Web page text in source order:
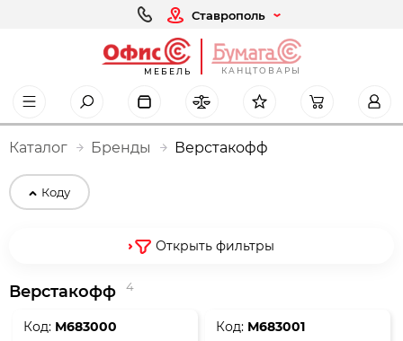
Ставрополь
МЕБЕЛЬ КАНЦТОВАРЫ
Каталог Бренды Верстакофф
Коду
Открыть фильтры
Верстакофф 4
Код: М683000
Код: М683001